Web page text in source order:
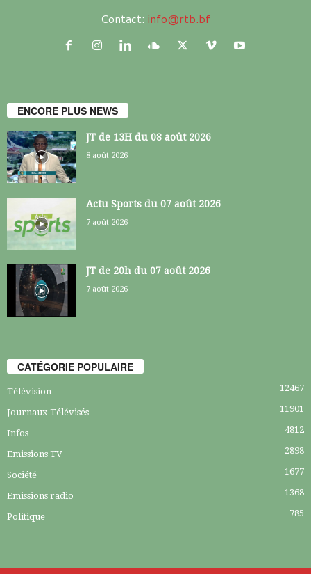
Contact: info@rtb.bf
ENCORE PLUS NEWS
JT de 13H du 08 août 2026
8 août 2026
Actu Sports du 07 août 2026
7 août 2026
JT de 20h du 07 août 2026
7 août 2026
CATÉGORIE POPULAIRE
Télévision 12467
Journaux Télévisés 11901
Infos 4812
Emissions TV 2898
Société 1677
Emissions radio 1368
Politique 785